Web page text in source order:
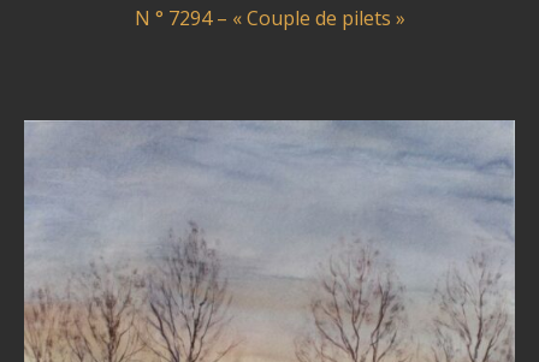
N ° 7294 – « Couple de pilets »